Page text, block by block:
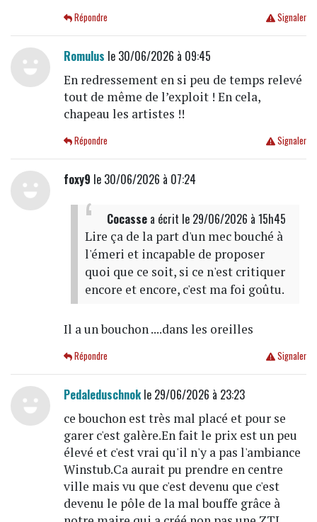
Signaler
Répondre
Romulus le 30/06/2026 à 09:45
En redressement en si peu de temps relevé
tout de même de l’exploit ! En cela,
chapeau les artistes !!
Signaler
Répondre
foxy9 le 30/06/2026 à 07:24
Cocassea écrit le 29/06/2026 à 15h45
Lire ça de la part d'un mec bouché à
l'émeri et incapable de proposer
quoi que ce soit, si ce n'est critiquer
encore et encore, c'est ma foi goûtu.
Il a un bouchon ....dans les oreilles
Signaler
Répondre
Pedaleduschnokle 29/06/2026 à 23:23
ce bouchon est très mal placé et pour se
garer c'est galère.En fait le prix est un peu
élevé et c'est vrai qu'il n'y a pas l'ambiance
Winstub.Ca aurait pu prendre en centre
ville mais vu que c'est devenu que c'est
devenu le pôle de la mal bouffe grâce à